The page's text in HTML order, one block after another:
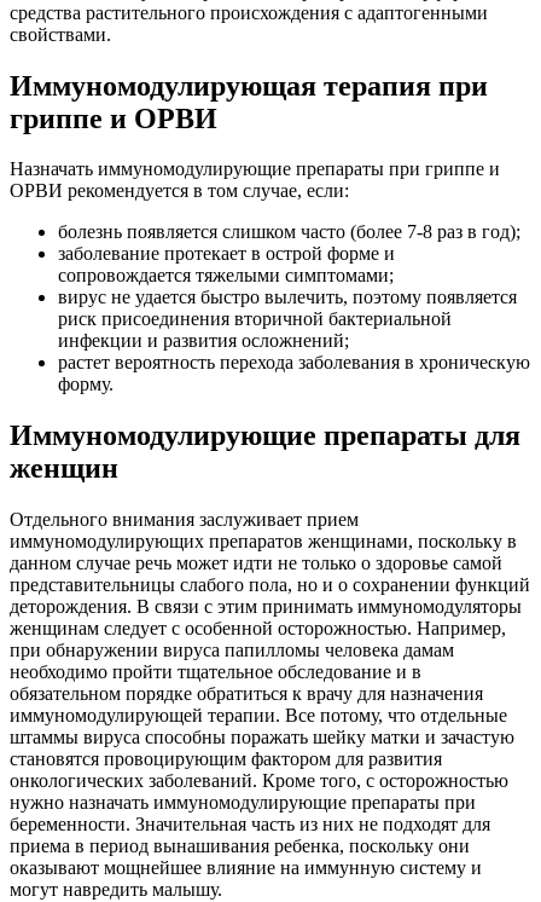
средства растительного происхождения с адаптогенными
свойствами.
Иммуномодулирующая терапия при
гриппе и ОРВИ
Назначать иммуномодулирующие препараты при гриппе и
ОРВИ рекомендуется в том случае, если:
болезнь появляется слишком часто (более 7-8 раз в год);
заболевание протекает в острой форме и
сопровождается тяжелыми симптомами;
вирус не удается быстро вылечить, поэтому появляется
риск присоединения вторичной бактериальной
инфекции и развития осложнений;
растет вероятность перехода заболевания в хроническую
форму.
Иммуномодулирующие препараты для
женщин
Отдельного внимания заслуживает прием
иммуномодулирующих препаратов женщинами, поскольку в
данном случае речь может идти не только о здоровье самой
представительницы слабого пола, но и о сохранении функций
деторождения. В связи с этим принимать иммуномодуляторы
женщинам следует с особенной осторожностью. Например,
при обнаружении вируса папилломы человека дамам
необходимо пройти тщательное обследование и в
обязательном порядке обратиться к врачу для назначения
иммуномодулирующей терапии. Все потому, что отдельные
штаммы вируса способны поражать шейку матки и зачастую
становятся провоцирующим фактором для развития
онкологических заболеваний. Кроме того, с осторожностью
нужно назначать иммуномодулирующие препараты при
беременности. Значительная часть из них не подходят для
приема в период вынашивания ребенка, поскольку они
оказывают мощнейшее влияние на иммунную систему и
могут навредить малышу.